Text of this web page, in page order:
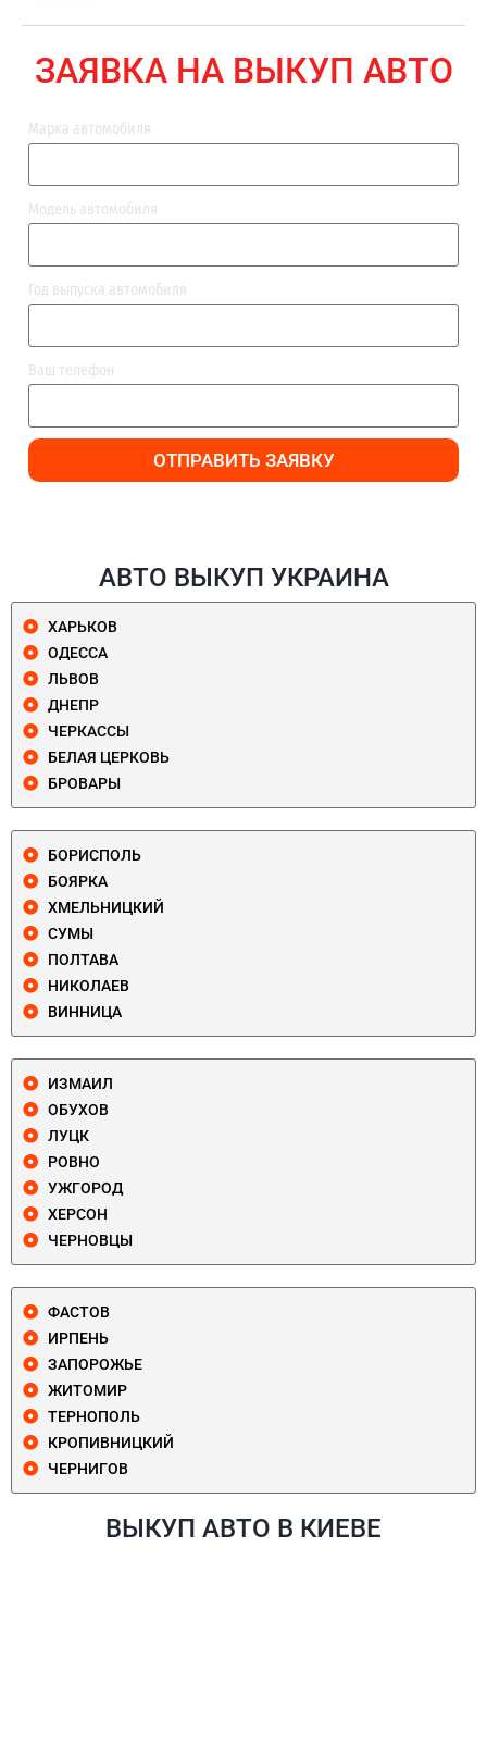
ЗАЯВКА НА ВЫКУП АВТО
Марка автомобиля
Модель автомобиля
Год выпуска автомобиля
Ваш телефон
ОТПРАВИТЬ ЗАЯВКУ
АВТО ВЫКУП УКРАИНА
ХАРЬКОВ
ОДЕССА
ЛЬВОВ
ДНЕПР
ЧЕРКАССЫ
БЕЛАЯ ЦЕРКОВЬ
БРОВАРЫ
БОРИСПОЛЬ
БОЯРКА
ХМЕЛЬНИЦКИЙ
СУМЫ
ПОЛТАВА
НИКОЛАЕВ
ВИННИЦА
ИЗМАИЛ
ОБУХОВ
ЛУЦК
РОВНО
УЖГОРОД
ХЕРСОН
ЧЕРНОВЦЫ
ФАСТОВ
ИРПЕНЬ
ЗАПОРОЖЬЕ
ЖИТОМИР
ТЕРНОПОЛЬ
КРОПИВНИЦКИЙ
ЧЕРНИГОВ
ВЫКУП АВТО В КИЕВЕ